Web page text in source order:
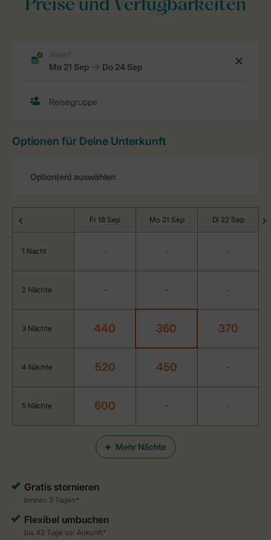
Preise und Verfügbarkeiten
Optionen für Deine Unterkunft
Mehr Nächte
Fr 18 Sep Mo 21 Sep Di 22 Sep
1 Nacht - - -
2 Nächte - - -
3 Nächte 440 360 370
4 Nächte 520 450 -
5 Nächte 600 - -